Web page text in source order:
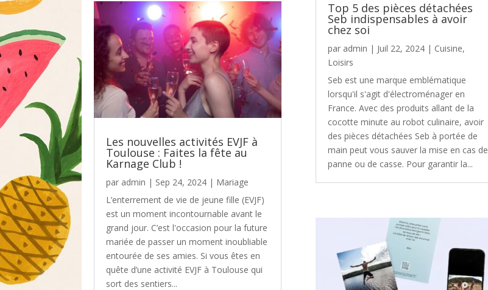
Les nouvelles activités EVJF à
Toulouse : Faites la fête au
Karnage Club !
par admin | Sep 24, 2024 | Mariage
L’enterrement de vie de jeune fille (EVJF)
est un moment incontournable avant le
grand jour. C’est l'occasion pour la future
mariée de passer un moment inoubliable
entourée de ses amies. Si vous êtes en
quête d’une activité EVJF à Toulouse qui
sort des sentiers...
Top 5 des pièces détachées
Seb indispensables à avoir
chez soi
par admin | Juil 22, 2024 | Cuisine,
Loisirs
Seb est une marque emblématique
lorsqu'il s'agit d'électroménager en
France. Avec des produits allant de la
cocotte minute au robot culinaire, avoir
des pièces détachées Seb à portée de
main peut vous sauver la mise en cas de
panne ou de casse. Pour garantir la...